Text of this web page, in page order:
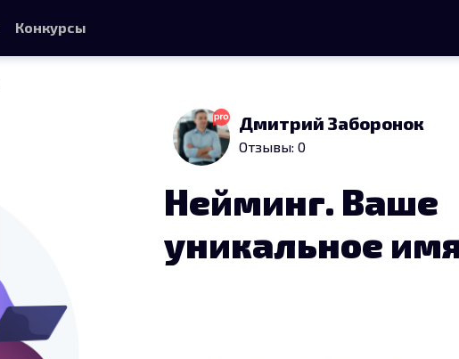
Дмитрий Заборонок
Отзывы: 0
Нейминг. Ваше
уникальное
Конкурсы